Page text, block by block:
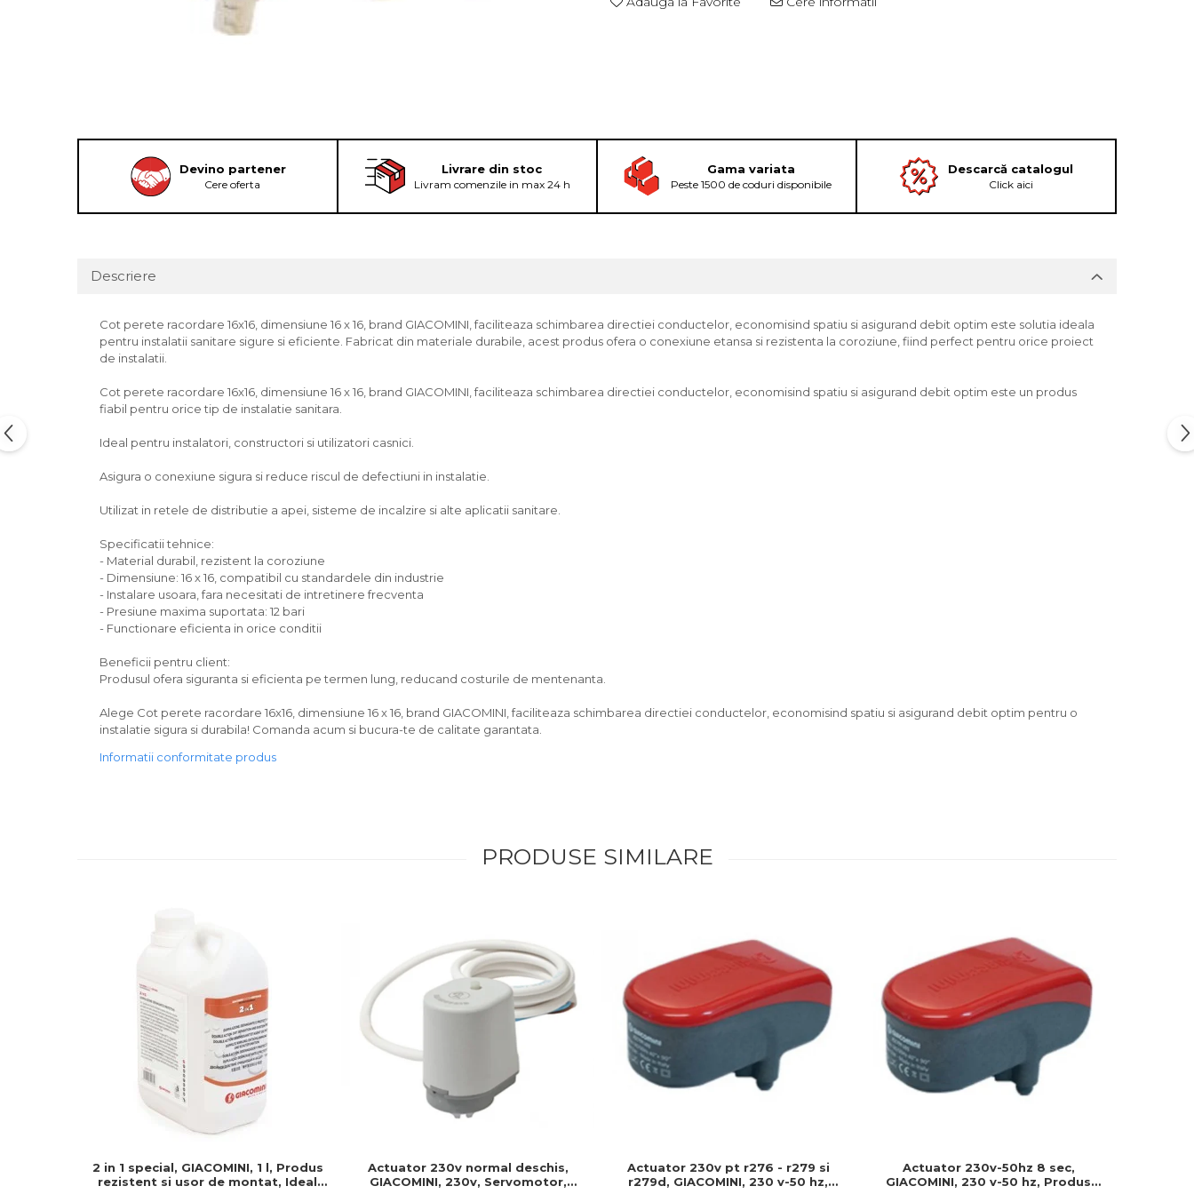
Devino partener
Cere oferta
Livrare din stoc
Livram comenzile in max 24 h
Gama variata
Peste 1500 de coduri disponibile
Descarcă catalogul
Click aici
Descriere
Cot perete racordare 16x16, dimensiune 16 x 16, brand GIACOMINI, faciliteaza schimbarea directiei conductelor, economisind spatiu si asigurand debit optim este solutia ideala
pentru instalatii sanitare sigure si eficiente. Fabricat din materiale durabile, acest produs ofera o conexiune etansa si rezistenta la coroziune, fiind perfect pentru orice proiect
de instalatii.
Cot perete racordare 16x16, dimensiune 16 x 16, brand GIACOMINI, faciliteaza schimbarea directiei conductelor, economisind spatiu si asigurand debit optim este un produs
fiabil pentru orice tip de instalatie sanitara.
Ideal pentru instalatori, constructori si utilizatori casnici.
Asigura o conexiune sigura si reduce riscul de defectiuni in instalatie.
Utilizat in retele de distributie a apei, sisteme de incalzire si alte aplicatii sanitare.
Specificatii tehnice:
- Material durabil, rezistent la coroziune
- Dimensiune: 16 x 16, compatibil cu standardele din industrie
- Instalare usoara, fara necesitati de intretinere frecventa
- Presiune maxima suportata: 12 bari
- Functionare eficienta in orice conditii
Beneficii pentru client:
Produsul ofera siguranta si eficienta pe termen lung, reducand costurile de mentenanta.
Alege Cot perete racordare 16x16, dimensiune 16 x 16, brand GIACOMINI, faciliteaza schimbarea directiei conductelor, economisind spatiu si asigurand debit optim pentru o
instalatie sigura si durabila! Comanda acum si bucura-te de calitate garantata.
Informatii conformitate produs
PRODUSE SIMILARE
2 in 1 special, GIACOMINI, 1 l, Produs
rezistent si usor de montat, Ideal
Actuator 230v normal deschis,
GIACOMINI, 230v, Servomotor,
Actuator 230v pt r276 - r279 si
r279d, GIACOMINI, 230 v-50 hz,
Actuator 230v-50hz 8 sec,
GIACOMINI, 230 v-50 hz, Produs